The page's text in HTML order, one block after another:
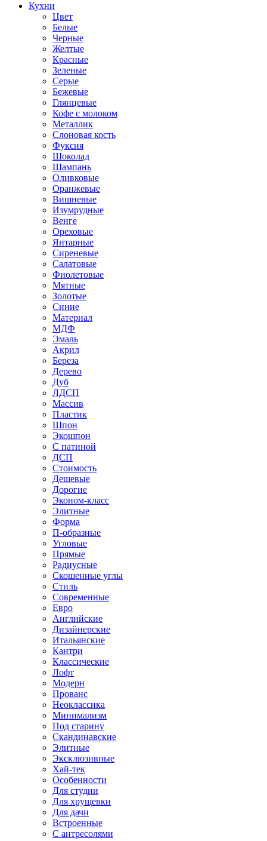
Кухни
Цвет
Белые
Черные
Желтые
Красные
Зеленые
Серые
Бежевые
Глянцевые
Кофе с молоком
Металлик
Слоновая кость
Фуксия
Шоколад
Шампань
Оливковые
Оранжевые
Вишневые
Изумрудные
Венге
Ореховые
Янтарные
Сиреневые
Салатовые
Фиолетовые
Мятные
Золотые
Синие
Материал
МДФ
Эмаль
Акрил
Береза
Дерево
Дуб
ЛДСП
Массив
Пластик
Шпон
Экошпон
С патиной
ДСП
Стоимость
Дешевые
Дорогие
Эконом-класс
Элитные
Форма
П-образные
Угловые
Прямые
Радиусные
Скошенные углы
Стиль
Современные
Евро
Английские
Дизайнерские
Итальянские
Кантри
Классические
Лофт
Модерн
Прованс
Неоклассика
Минимализм
Под старину
Скандинавские
Элитные
Эксклюзивные
Хай-тек
Особенности
Для студии
Для хрущевки
Для дачи
Встроенные
С антресолями